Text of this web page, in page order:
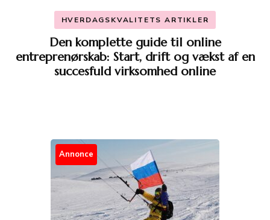
HVERDAGSKVALITETS ARTIKLER
Den komplette guide til online
entreprenørskab: Start, drift og vækst af en
succesfuld virksomhed online
Annonce